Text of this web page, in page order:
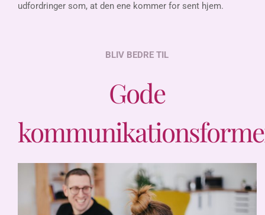
udfordringer som, at den ene kommer for sent hjem.
BLIV BEDRE TIL
Gode